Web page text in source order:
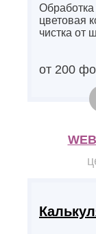
цветовая
чистка от
от 200